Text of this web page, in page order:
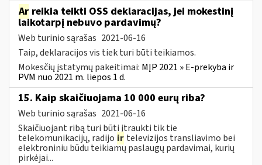
Ar reikia teikti OSS deklaracijas, jei mokestinį
laikotarpį nebuvo pardavimų?
Web turinio sąrašas 2021-06-16
Taip, deklaracijos vis tiek turi būti teikiamos.
Mokesčių įstatymų pakeitimai: MĮP 2021 » E-prekyba ir
PVM nuo 2021 m. liepos 1 d.
15. Kaip skaičiuojama 10 000 eurų riba?
Web turinio sąrašas 2021-06-16
Skaičiuojant ribą turi būti įtraukti tik tie
telekomunikacijų, radijo ir televizijos transliavimo bei
elektroniniu būdu teikiamų paslaugų pardavimai, kurių
pirkėjai...